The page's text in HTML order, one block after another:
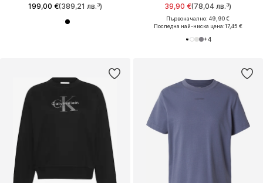
199,00 €(389,21 лв.³) 39,90 €(78,04 лв.³)
Първоначално: 49,90 €
Последна най-ниска цена:17,45 €
+4